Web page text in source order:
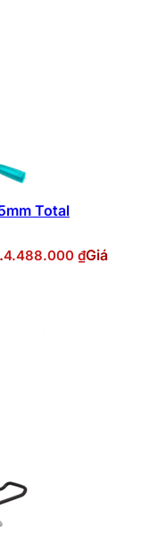
Total
4.488.000 ₫Giá